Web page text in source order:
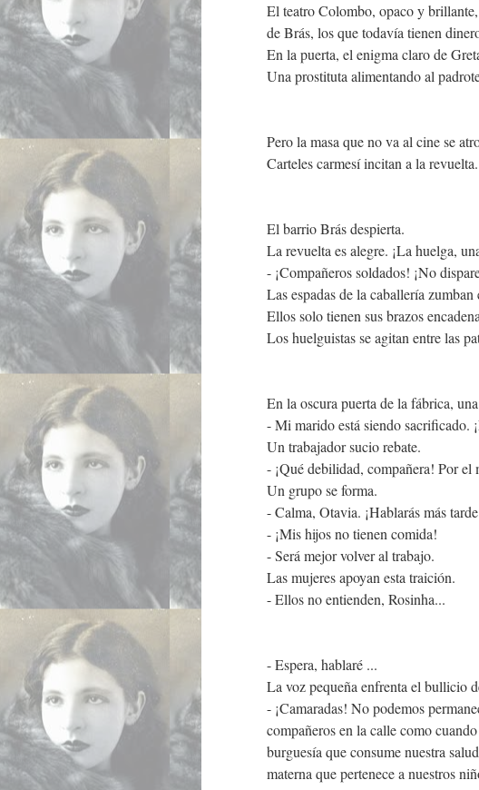
El teatro Colombo, opaco y
de Brás, los que todavía tienen
En la puerta, el enigma claro de
Una prostituta alimentando al
Pero la masa que no va al cine se
Carteles carmesí incitan a la
El barrio Brás despierta.
La revuelta es alegre. ¡La huelga,
- ¡Compañeros soldados! ¡No
Las espadas de la caballería
Ellos solo tienen sus brazos
Los huelguistas se agitan entre las
En la oscura puerta de la fábrica,
- Mi marido está siendo sacrificado.
Un trabajador sucio rebate.
- ¡Qué debilidad, compañera! Por
Un grupo se forma.
- Calma, Otavia. ¡Hablarás más
- ¡Mis hijos no tienen comida!
- Será mejor volver al trabajo.
Las mujeres apoyan esta traición.
- Ellos no entienden, Rosinha...
- Espera, hablaré ...
La voz pequeña enfrenta el bullicio
- ¡Camaradas! No podemos
compañeros en la calle como
burguesía que consume nuestra
materna que pertenece a nuestros